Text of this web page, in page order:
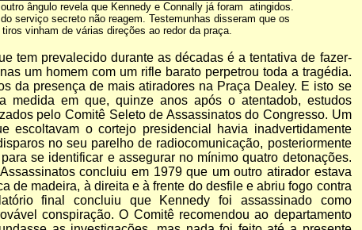
ângulo revela que Kennedy e Connally já foram atingidos.
serviço secreto não reagem. Testemunhas disseram que os
tiros vinham de várias direções ao redor da praça.
tem prevalecido durante as décadas é a tentativa de fazer-
um homem com um rifle barato perpetrou toda a tragédia.
da presença de mais atiradores na Praça Dealey. E isto se
medida em que, quinze anos após o atentadob, estudos
pelo Comitê Seleto de Assassinatos do Congresso. Um
escoltavam o cortejo presidencial havia inadvertidamente
no seu parelho de radiocomunicação, posteriormente
se identificar e assegurar no mínimo quatro detonações.
concluiu em 1979 que um outro atirador estava
de madeira, à direita e à frente do desfile e abriu fogo contra
final concluiu que Kennedy foi assassinado como
conspiração. O Comitê recomendou ao departamento